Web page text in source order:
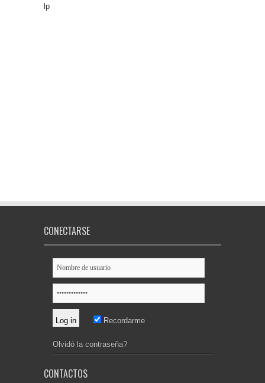
lp
CONECTARSE
Recordarme
Olvidó la contraseña?
CONTACTOS